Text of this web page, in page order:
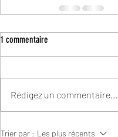
1 commentaire
Rédigez un commentaire...
Trier par : Les plus récents